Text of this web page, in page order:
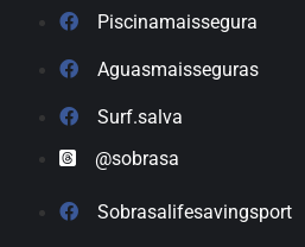
Piscinamaissegura
Aguasmaisseguras
Surf.salva
@sobrasa
Sobrasalifesavingsport